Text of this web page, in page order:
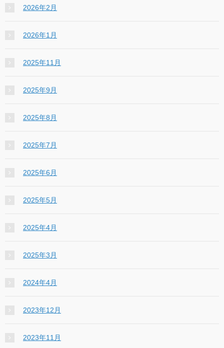
2026年2月
2026年1月
2025年11月
2025年9月
2025年8月
2025年7月
2025年6月
2025年5月
2025年4月
2025年3月
2024年4月
2023年12月
2023年11月